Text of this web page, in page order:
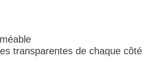
transparentes de chaque côté